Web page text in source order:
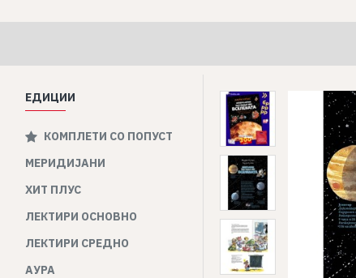
ЕДИЦИИ
КОМПЛЕТИ СО ПОПУСТ
МЕРИДИЈАНИ
ХИТ ПЛУС
ЛЕКТИРИ ОСНОВНО
ЛЕКТИРИ СРЕДНО
АУРА